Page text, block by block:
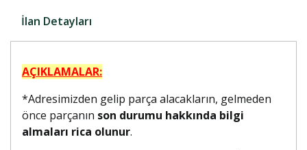
İlan Detayları
AÇIKLAMALAR:
*Adresimizden gelip parça alacakların, gelmeden
önce parçanın son durumu hakkında bilgi
almaları rica olunur.